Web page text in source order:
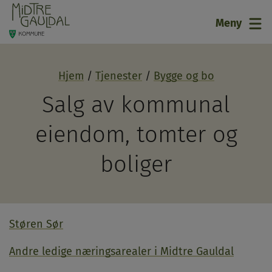
21 Meny
Hjem Tjenester Bygge og bo
Salg av kommunal
eiendom, tomter og
boliger
Støren Sør
Andre ledige næringsarealer i Midtre Gauldal